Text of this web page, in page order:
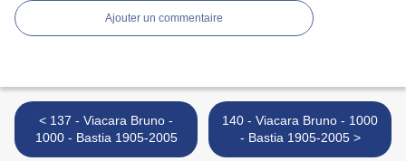
Ajouter un commentaire
< 137 - Viacara Bruno -
1000 - Bastia 1905-2005
140 - Viacara Bruno - 1000
- Bastia 1905-2005 >